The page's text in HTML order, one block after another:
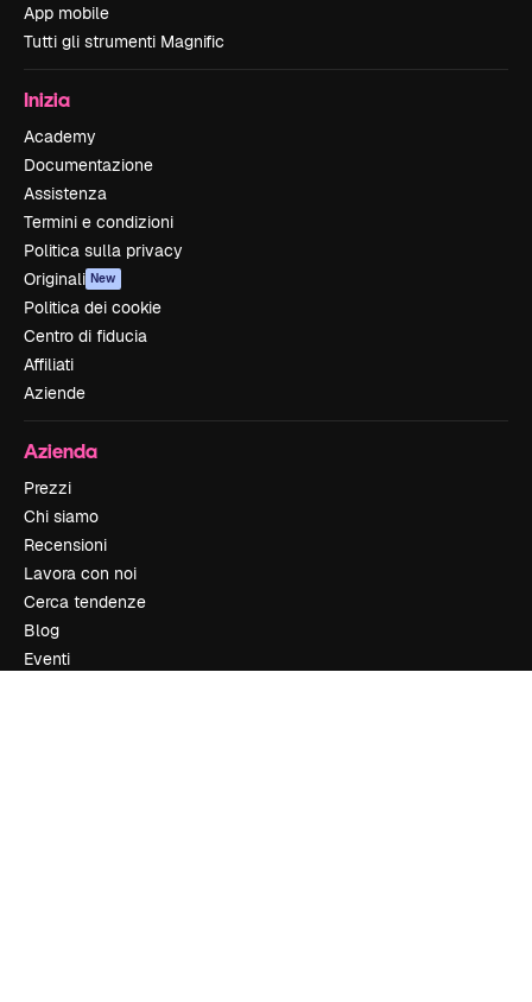
App mobile
Tutti gli strumenti Magnific
Inizia
Academy
Documentazione
Assistenza
Termini e condizioni
Politica sulla privacy
Originali New
Politica dei cookie
Centro di fiducia
Affiliati
Aziende
Azienda
Prezzi
Chi siamo
Recensioni
Lavora con noi
Cerca tendenze
Blog
Eventi